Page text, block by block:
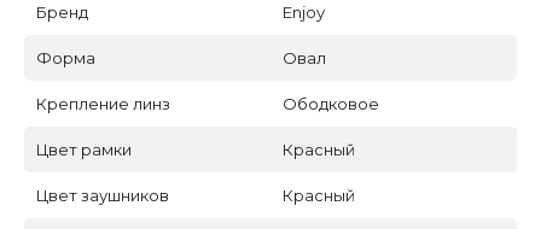
Бренд Enjoy
Форма Овал
Крепление линз Ободковое
Цвет рамки Красный
Цвет заушников Красный